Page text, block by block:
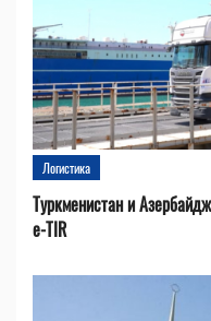
Логистика
Туркменистан и
e-TIR